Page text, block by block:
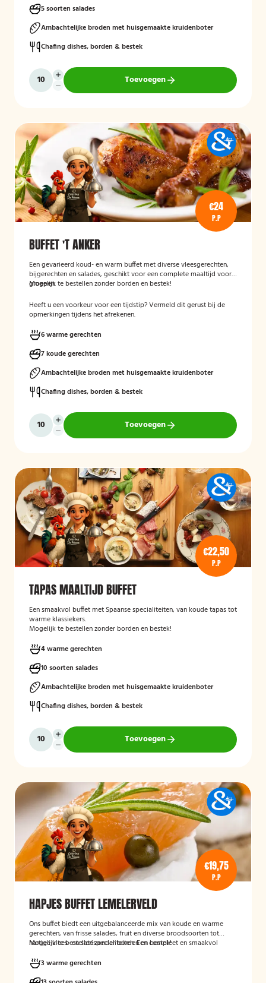
5 soorten salades
Ambachtelijke broden met huisgemaakte kruidenboter
Chafing dishes, borden & bestek
Toevoegen
€24
P.P
BUFFET 'T ANKER
Een gevarieerd koud- en warm buffet met diverse vleesgerechten,
bijgerechten en salades, geschikt voor een complete maaltijd voor
groepen.
Mogelijk te bestellen zonder borden en bestek!
Heeft u een voorkeur voor een tijdstip? Vermeld dit gerust bij de
opmerkingen tijdens het afrekenen.
6 warme gerechten
7 koude gerechten
Ambachtelijke broden met huisgemaakte kruidenboter
Chafing dishes, borden & bestek
Toevoegen
€22,50
P.P
TAPAS MAALTIJD BUFFET
Een smaakvol buffet met Spaanse specialiteiten, van koude tapas tot
warme klassiekers.
Mogelijk te bestellen zonder borden en bestek!
4 warme gerechten
10 soorten salades
Ambachtelijke broden met huisgemaakte kruidenboter
Chafing dishes, borden & bestek
Toevoegen
€19,75
P.P
HAPJES BUFFET LEMELERVELD
Ons buffet biedt een uitgebalanceerde mix van koude en warme
gerechten, van frisse salades, fruit en diverse broodsoorten tot
hartige vlees- en satéspecialiteiten. Een compleet en smaakvol
Mogelijk te bestellen zonder borden en bestek!
3 warme gerechten